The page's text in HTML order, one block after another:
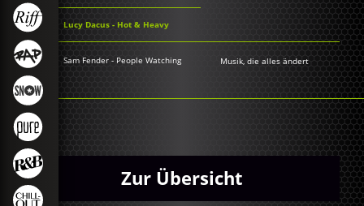
Lucy Dacus - Hot & Heavy
Sam Fender - People Watching Musik, die alles ändert
Zur Übersicht